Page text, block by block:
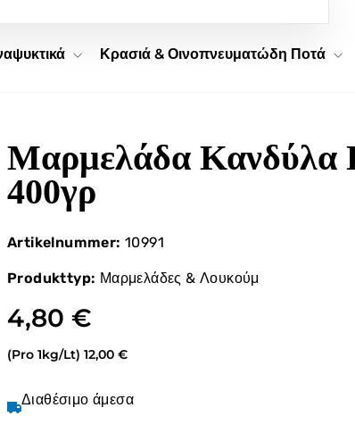
Ζητώ
Κρασιά & Οινοπνευματώδη Ποτά
Μαρμελάδα Κανδύλα
400γρ
Artikelnummer: 10991
Produkttyp: Μαρμελάδες & Λουκούμ
4,80 €
(Pro 1kg/Lt) 12,00 €
Διαθέσιμο άμεσα